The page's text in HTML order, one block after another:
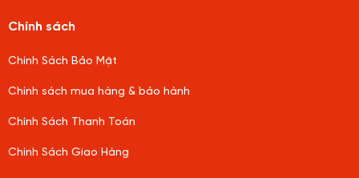
Chính sách
Chính Sách Bảo Mật
Chính sách mua hàng & bảo hành
Chính Sách Thanh Toán
Chính Sách Giao Hàng